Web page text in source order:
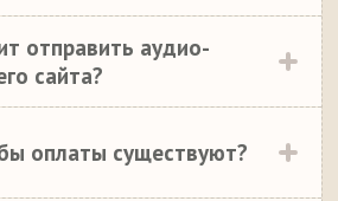
отправить аудио-
сайта?
оплаты существуют?